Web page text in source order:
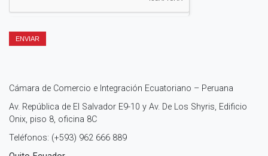
ENVIAR
Cámara de Comercio e Integración Ecuatoriano – Peruana
Av. República de El Salvador E9-10 y Av. De Los Shyris, Edificio
Onix, piso 8, oficina 8C
Teléfonos: (+593) 962 666 889